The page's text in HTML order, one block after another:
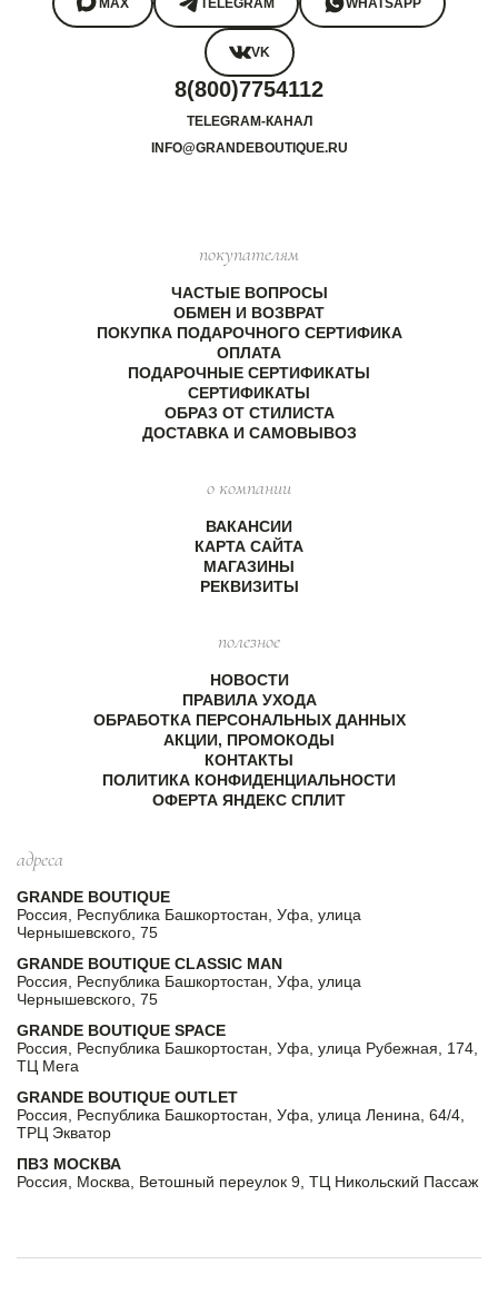
MAX TELEGRAM WHATSAPP
VK
8(800)7754112
TELEGRAM-КАНАЛ
INFO@GRANDEBOUTIQUE.RU
покупателям
ЧАСТЫЕ ВОПРОСЫ
ОБМЕН И ВОЗВРАТ
ПОКУПКА ПОДАРОЧНОГО СЕРТИФИКА
ОПЛАТА
ПОДАРОЧНЫЕ СЕРТИФИКАТЫ
СЕРТИФИКАТЫ
ОБРАЗ ОТ СТИЛИСТА
ДОСТАВКА И САМОВЫВОЗ
о компании
ВАКАНСИИ
КАРТА САЙТА
МАГАЗИНЫ
РЕКВИЗИТЫ
полезное
НОВОСТИ
ПРАВИЛА УХОДА
ОБРАБОТКА ПЕРСОНАЛЬНЫХ ДАННЫХ
АКЦИИ, ПРОМОКОДЫ
КОНТАКТЫ
ПОЛИТИКА КОНФИДЕНЦИАЛЬНОСТИ
ОФЕРТА ЯНДЕКС СПЛИТ
адреса
GRANDE BOUTIQUE
Россия, Республика Башкортостан, Уфа, улица
Чернышевского, 75
GRANDE BOUTIQUE CLASSIC MAN
Россия, Республика Башкортостан, Уфа, улица
Чернышевского, 75
GRANDE BOUTIQUE SPACE
Россия, Республика Башкортостан, Уфа, улица Рубежная, 174,
ТЦ Мега
GRANDE BOUTIQUE OUTLET
Россия, Республика Башкортостан, Уфа, улица Ленина, 64/4,
ТРЦ Экватор
ПВЗ МОСКВА
Россия, Москва, Ветошный переулок 9, ТЦ Никольский Пассаж